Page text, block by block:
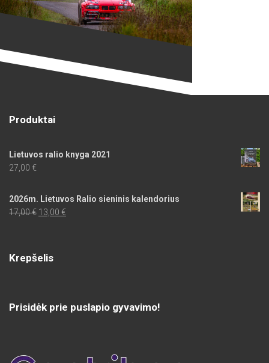
Produktai
Lietuvos ralio knyga 2021
27,00 €
2026m. Lietuvos Ralio sieninis kalendorius
17,00€ Original
13,00 €Current
Krepšelis
Prisidėk prie puslapio gyvavimo!